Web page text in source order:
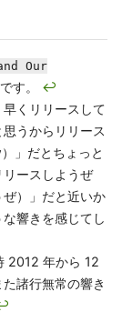
Our
す。 ↩
早くリリースして
うからリリース
」だとちょっと
ースしようぜ
ぜ）」だと近いか
響きを感じてし
2012 年から 12
諸行無常の響き